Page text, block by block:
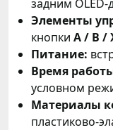
задним
Элементы
кнопки A / B /
Питание:
Время
условном
Материалы
пластиково-